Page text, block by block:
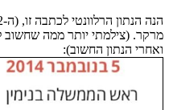
מרקר. (צילמתי יותר ממה
ואחרי הנתון החשוב):